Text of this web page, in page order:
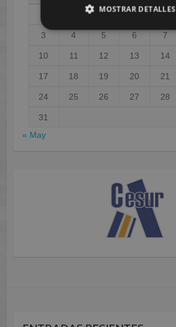
3 4 5 6 7
10 11 12 13 14
17 18 19 20 21
24 25 26 27 28
31
« May
MOSTRAR DETALLES